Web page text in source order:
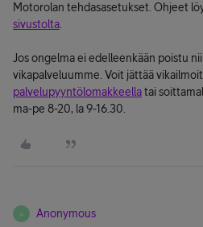
Motorolan tehdasasetukset. Ohjeet
sivustolta
Jos ongelma ei edelleenkään poistu
vikapalveluumme. Voit jättää
palvelupyyntölomakkeellatai
ma-pe 8-20, la 9-16.30.
A Anonymous